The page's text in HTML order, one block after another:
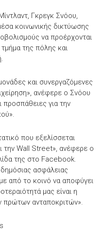
Γκρεγκ Σνόου,
κοινωνικής δικτύωσης
να προέρχονται
της πόλης και
και συνεργαζόμενες
ανέφερε ο Σνόου
προσπάθειες για την
που εξελίσσεται
την Wall Street», ανέφερε ο
της στο Facebook.
ασφάλειας
από το κοινό να αποφύγει
μας είναι η
πρώτων ανταποκριτών».